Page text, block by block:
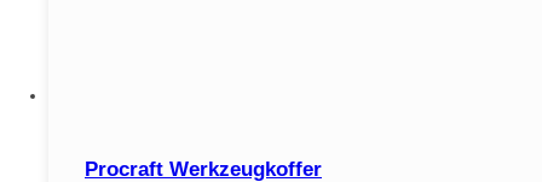
Procraft Werkzeugkoffer